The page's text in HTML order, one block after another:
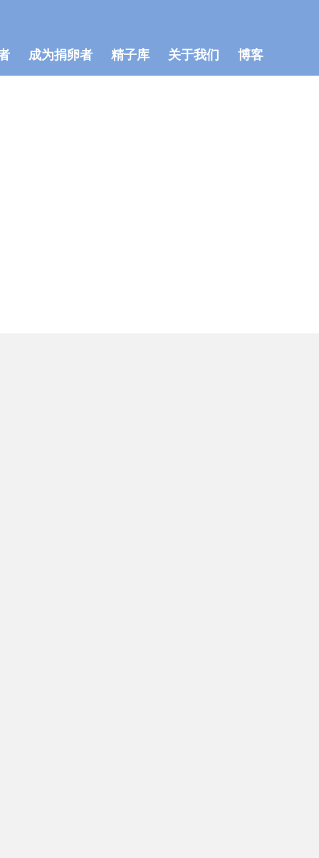
成为捐卵者 精子库 关于我们 博客